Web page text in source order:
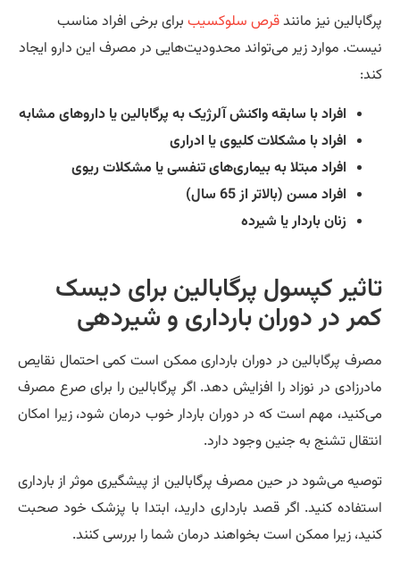
نیز مانندقرص سلوکسیببرای برخی افراد مناسب
موارد زیر می‌تواند محدودیت‌هایی در مصرف این دارو ایجاد
افراد با سابقه واکنش آلرژیک به پرگابالین یا داروهای مشابه
افراد با مشکلات کلیوی یا ادراری
افراد مبتلا به بیماری‌های تنفسی یا مشکلات ریوی
افراد مسن (بالاتر از 65 سال)
زنان باردار یا شیرده
کپسول پرگابالین برای دیسک
در دوران بارداری و شیردهی
پرگابالین در دوران بارداری ممکن است کمی ‌احتمال نقایص
در نوزاد را افزایش دهد. اگر پرگابالین را برای صرع مصرف
مهم است که در دوران باردار خوب درمان شود، زیرا امکان
تشنج به جنین وجود دارد.
می‌شود در حین مصرف پرگابالین از پیشگیری موثر از بارداری
کنید. اگر قصد بارداری دارید، ابتدا با پزشک خود صحبت
زیرا ممکن است بخواهند درمان شما را بررسی کنند.